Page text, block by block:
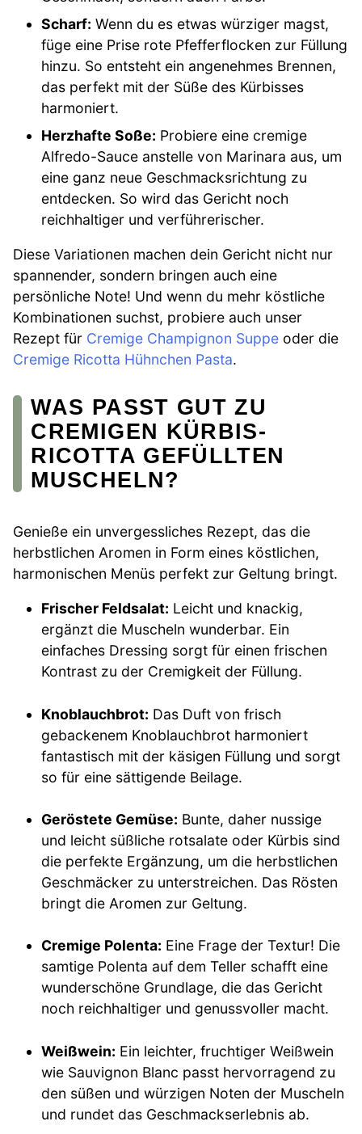
Scharf: Wenn du es etwas würziger magst,
füge eine Prise rote Pfefferflocken zur Füllung
hinzu. So entsteht ein angenehmes Brennen,
das perfekt mit der Süße des Kürbisses
harmoniert.
Herzhafte Soße: Probiere eine cremige
Alfredo-Sauce anstelle von Marinara aus, um
eine ganz neue Geschmacksrichtung zu
entdecken. So wird das Gericht noch
reichhaltiger und verführerischer.
Diese Variationen machen dein Gericht nicht nur
spannender, sondern bringen auch eine
persönliche Note! Und wenn du mehr köstliche
Kombinationen suchst, probiere auch unser
Rezept für Cremige Champignon Suppe oder die
Cremige Ricotta Hühnchen Pasta.
WAS PASST GUT ZU
CREMIGEN KÜRBIS-
RICOTTA GEFÜLLTEN
MUSCHELN?
Genieße ein unvergessliches Rezept, das die
herbstlichen Aromen in Form eines köstlichen,
harmonischen Menüs perfekt zur Geltung bringt.
Frischer Feldsalat: Leicht und knackig,
ergänzt die Muscheln wunderbar. Ein
einfaches Dressing sorgt für einen frischen
Kontrast zu der Cremigkeit der Füllung.
Knoblauchbrot: Das Duft von frisch
gebackenem Knoblauchbrot harmoniert
fantastisch mit der käsigen Füllung und sorgt
so für eine sättigende Beilage.
Geröstete Gemüse: Bunte, daher nussige
und leicht süßliche rotsalate oder Kürbis sind
die perfekte Ergänzung, um die herbstlichen
Geschmäcker zu unterstreichen. Das Rösten
bringt die Aromen zur Geltung.
Cremige Polenta: Eine Frage der Textur! Die
samtige Polenta auf dem Teller schafft eine
wunderschöne Grundlage, die das Gericht
noch reichhaltiger und genussvoller macht.
Weißwein: Ein leichter, fruchtiger Weißwein
wie Sauvignon Blanc passt hervorragend zu
den süßen und würzigen Noten der Muscheln
und rundet das Geschmackserlebnis ab.